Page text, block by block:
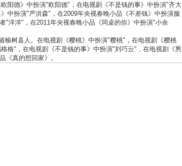
阳德》中扮演"欧阳德"，在电视剧《不是钱的事》中扮演"齐大
中扮演"严洪森"，在2009年央视春晚小品《不差钱》中扮演服
"洋洋"，在2011年央视春晚小品《同桌的你》中扮演"小余
树县人。在电视剧《樱桃》中扮演"樱桃"，在电视剧《樱桃
格"，在电视剧《不是钱的事》中扮演"刘巧云"，在电视剧《男
《真的想回家》。